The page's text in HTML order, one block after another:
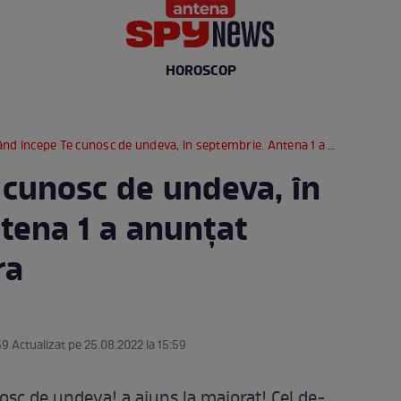
HOROSCOP
începe Te cunosc de undeva, în septembrie. Antena 1 a anunțat oficial ziua și ora
de undeva, în
1 a anunțat
Actualizat pe 25.08.2022 la 15:59